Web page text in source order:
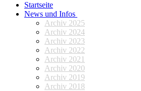
Startseite
News und Infos
Archiv 2025
Archiv 2024
Archiv 2023
Archiv 2022
Archiv 2021
Archiv 2020
Archiv 2019
Archiv 2018